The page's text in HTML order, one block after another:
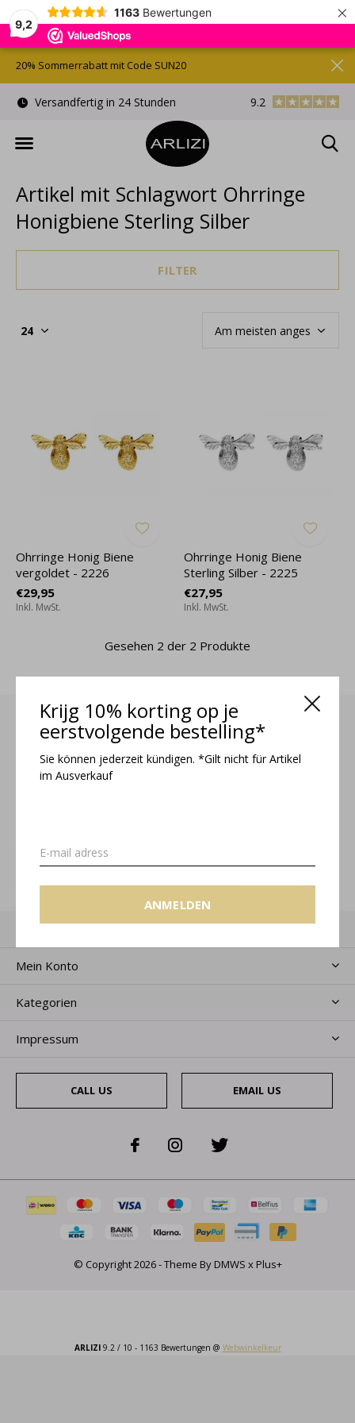
9,2
1163 Bewertungen ×
Krijg 10% korting op je
eerstvolgende bestelling*
Sie können jederzeit kündigen. *Gilt nicht für Artikel
im Ausverkauf
ANMELDEN
Versandfertig in 24 Stunden Kostenlose
9.2
20% Sommerrabatt mit Code SUN20
Artikel mit Schlagwort Ohrringe
Honigbiene Sterling Silber
FILTER
Ohrringe Honig Biene
vergoldet - 2226
€29,95
Inkl. MwSt.
Ohrringe Honig Biene
Sterling Silber - 2225
€27,95
Inkl. MwSt.
Gesehen 2 der 2 Produkte
Melden Sie sich für unseren
ANMELDEN
Kundendienst
Mein Konto
Kategorien
Impressum
CALL US EMAIL US
© Copyright2026- Theme ByDMWS x Plus+
ARLIZI9.2 / 10 - 1163 Bewertungen @ Webwinkelkeur